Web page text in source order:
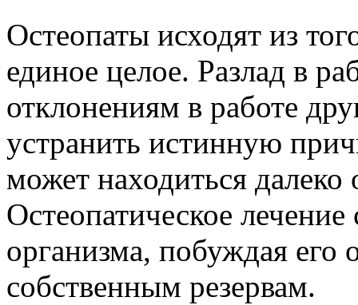
Остеопаты исходят из
единое целое. Разлад в
отклонениям в работе
устранить истинную
может находиться далеко
Остеопатическое
организма, побуждая его
собственным резервам.